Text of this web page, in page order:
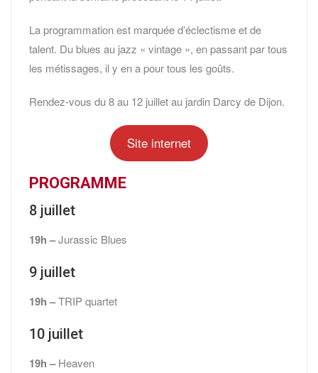
La programmation est marquée d’éclectisme et de
talent. Du blues au jazz « vintage », en passant par tous
les métissages, il y en a pour tous les goûts.
Rendez-vous du 8 au 12 juillet au jardin Darcy de Dijon.
Site internet
PROGRAMME
8 juillet
19h –Jurassic Blues
9 juillet
19h –TRIP quartet
10 juillet
19h –Heaven